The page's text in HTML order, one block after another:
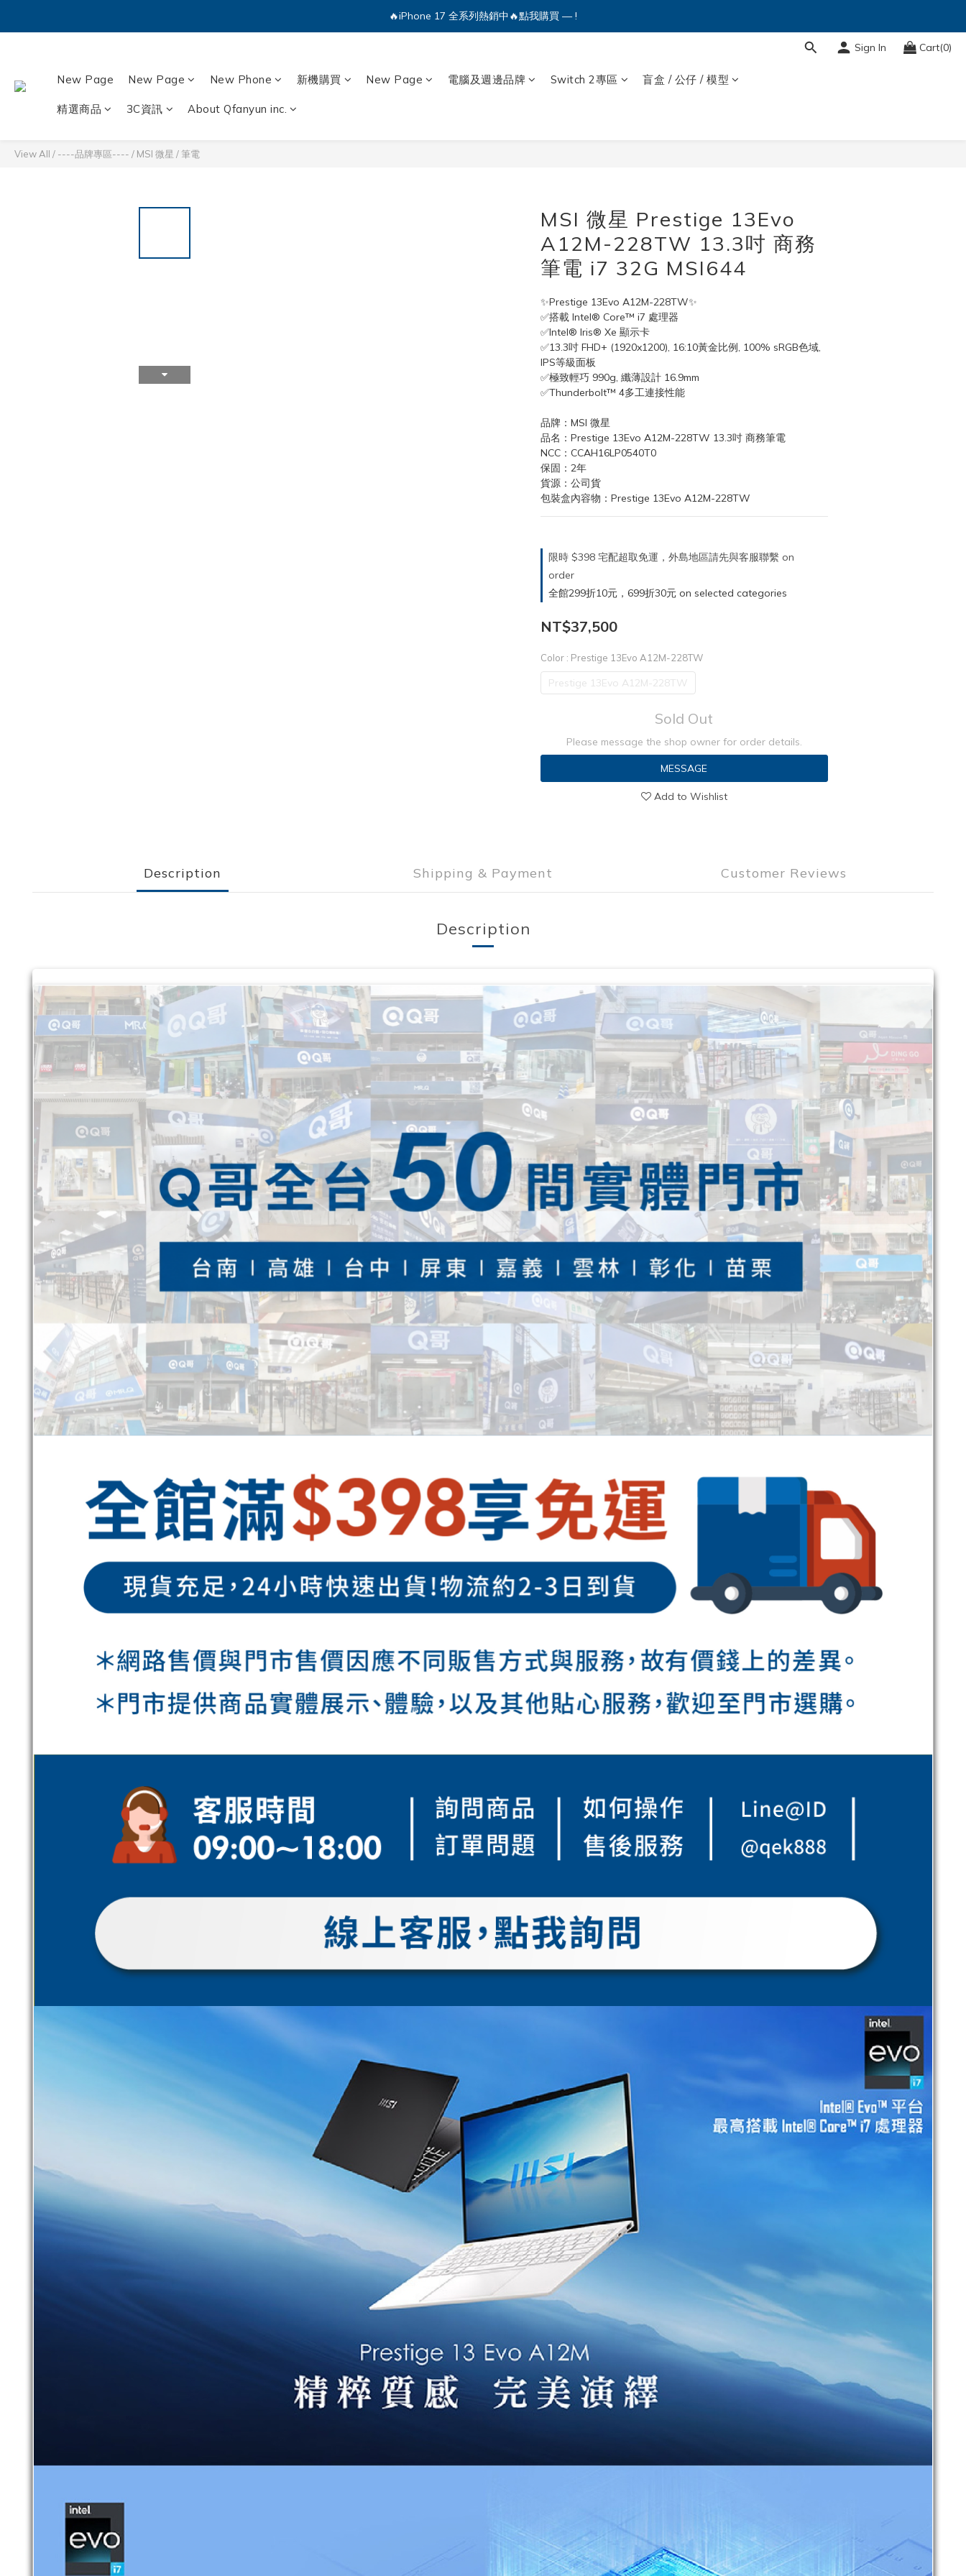
🔥iPhone 17 全系列熱銷中🔥點我購買 — !
💕加入Q哥 Line 新好友領優惠券！🎫
Sign In Cart(0)
New Page New Page New Phone 新機購買 New Page 電腦及週邊品牌 Switch 2專區 盲盒 / 公仔 / 模型
精選商品 3C資訊 About Qfanyun inc.
View All / ----品牌專區---- / MSI 微星 /筆電
MSI 微星 Prestige 13Evo
A12M-228TW 13.3吋 商務
筆電 i7 32G MSI644
✨Prestige 13Evo A12M-228TW✨
✅搭載 Intel® Core™ i7 處理器
✅Intel® Iris® Xe 顯示卡
✅13.3吋 FHD+ (1920x1200), 16:10黃金比例, 100% sRGB色域,
IPS等級面板
✅極致輕巧 990g, 纖薄設計 16.9mm
✅Thunderbolt™ 4多工連接性能
品牌：MSI 微星
品名：Prestige 13Evo A12M-228TW 13.3吋 商務筆電
NCC：CCAH16LP0540T0
保固：2年
貨源：公司貨
包裝盒內容物：Prestige 13Evo A12M-228TW
限時 $398 宅配超取免運，外島地區請先與客服聯繫 on
order
全館299折10元，699折30元 on selected categories
NT$37,500
Color : Prestige 13Evo A12M-228TW
Prestige 13Evo A12M-228TW
Sold Out
Please message the shop owner for order details.
MESSAGE
Add to Wishlist
Description Shipping & Payment Customer Reviews
Description